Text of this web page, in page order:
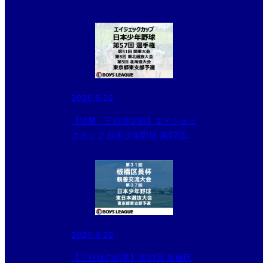
2026.6.22
【決勝・三位決定戦】エイジェッ
クカップ 日本少年野球 第57回
回 東北選抜大会・第5回 北海道
大会 東京都東支部予選
2025.9.22
【三日目の結果】第31回 板橋区